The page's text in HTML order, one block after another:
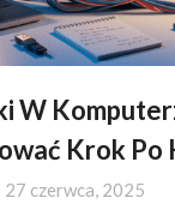
W
Krok Po
27 czerwca, 2025